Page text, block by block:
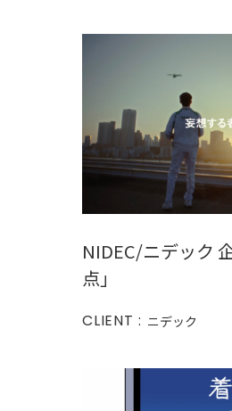
NIDEC/ニデック
点」
CLIENT : ニデック